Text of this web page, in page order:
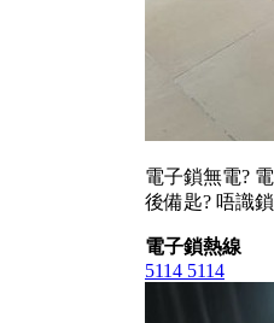
電子鎖無電?
後備匙? 唔識
電子鎖熱線
5114 5114